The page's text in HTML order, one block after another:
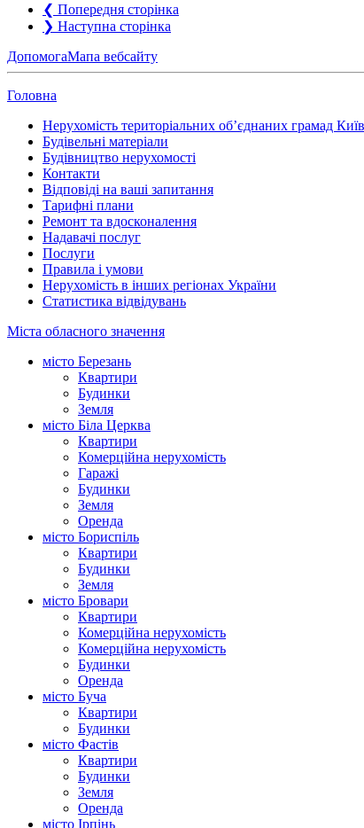
❮ Попередня сторінка
❯ Наступна сторінка
ДопомогаМапа вебсайту
Головна
Нерухомість територіальних об’єднаних грамад
Будівельні матеріали
Будівництво нерухомості
Контакти
Відповіді на ваші запитання
Тарифні плани
Ремонт та вдосконалення
Надавачі послуг
Послуги
Правила і умови
Нерухомість в інших регіонах України
Статистика відвідувань
Міста обласного значення
місто Березань
Квартири
Будинки
Земля
місто Біла Церква
Квартири
Комерційна нерухомість
Гаражі
Будинки
Земля
Оренда
місто Бориспіль
Квартири
Будинки
Земля
місто Бровари
Квартири
Комерційна нерухомість
Комерційна нерухомість
Будинки
Оренда
місто Буча
Квартири
Будинки
місто Фастів
Квартири
Будинки
Земля
Оренда
місто Ірпінь